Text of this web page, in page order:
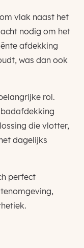
vlak naast het
nodig om het
afdekking
was dan ook
rol.
die vlotter,
dagelijks
perfect